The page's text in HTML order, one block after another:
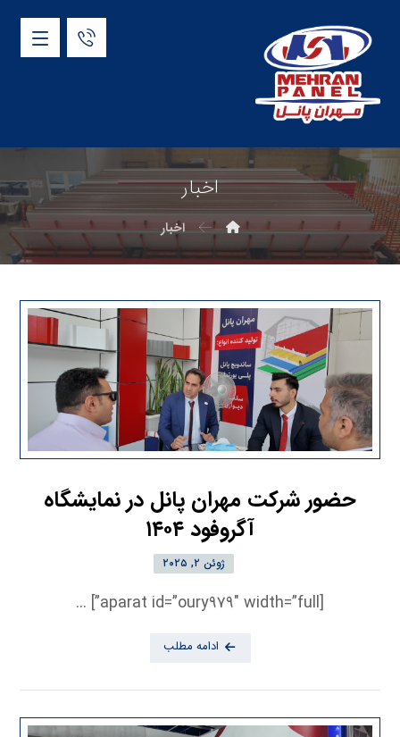
اخبار
اخبار
حضور شرکت مهران پانل در نمایشگاه
آگروفود ۱۴۰۴
ژوئن ۲, ۲۰۲۵
[aparat id=”oury۹۷۹″ width=”full”] ...
ادامه مطلب